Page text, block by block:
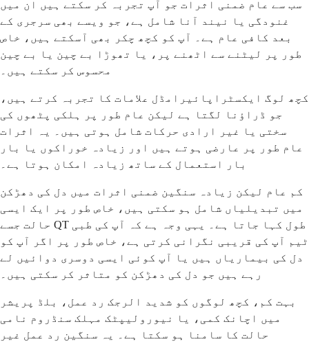
سب سے عام ضمنی اثرات جو آپ تجربہ کر سکتے ہیں ان میں
غنودگی یا نیند آنا شامل ہے، جو ویسے بھی سرجری کے
بعد کافی عام ہے۔ آپ کو کچھ چکر بھی آسکتے ہیں، خاص
طور پر لیٹنے سے اٹھنے پر، یا تھوڑا بے چین یا بے چین
محسوس کر سکتے ہیں۔
کچھ لوگ ایکسٹراپائیرامڈل علامات کا تجربہ کرتے ہیں،
جو ڈراؤنا لگتا ہے لیکن عام طور پر ہلکی پٹھوں کی
سختی یا غیر ارادی حرکات شامل ہوتی ہیں۔ یہ اثرات
عام طور پر عارضی ہوتے ہیں اور زیادہ خوراکوں یا بار
بار استعمال کے ساتھ زیادہ امکان ہوتا ہے۔
کم عام لیکن زیادہ سنگین ضمنی اثرات میں دل کی دھڑکن
میں تبدیلیاں شامل ہو سکتی ہیں، خاص طور پر ایک ایسی
حالت جسے QT طول کہا جاتا ہے۔ یہی وجہ ہے کہ آپ کی طبی
ٹیم آپ کی قریبی نگرانی کرتی ہے، خاص طور پر اگر آپ کو
دل کی بیماریاں ہیں یا آپ کوئی ایسی دوسری دوائیں لے
رہے ہیں جو دل کی دھڑکن کو متاثر کر سکتی ہیں۔
بہت کم، کچھ لوگوں کو شدید الرجک رد عمل، بلڈ پریشر
میں اچانک کمی، یا نیورولیپٹک مہلک سنڈروم نامی
حالت کا سامنا ہو سکتا ہے۔ یہ سنگین رد عمل غیر